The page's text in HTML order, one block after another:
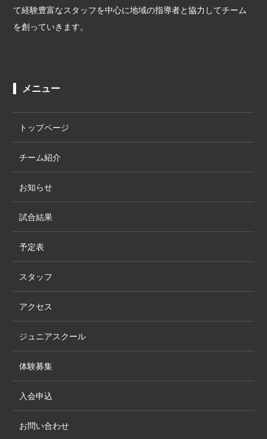
て経験豊富なスタッフを中心に地域の指導者と協力してチーム
を創っていきます。
メニュー
トップページ
チーム紹介
お知らせ
試合結果
予定表
スタッフ
アクセス
ジュニアスクール
体験募集
入会申込
お問い合わせ